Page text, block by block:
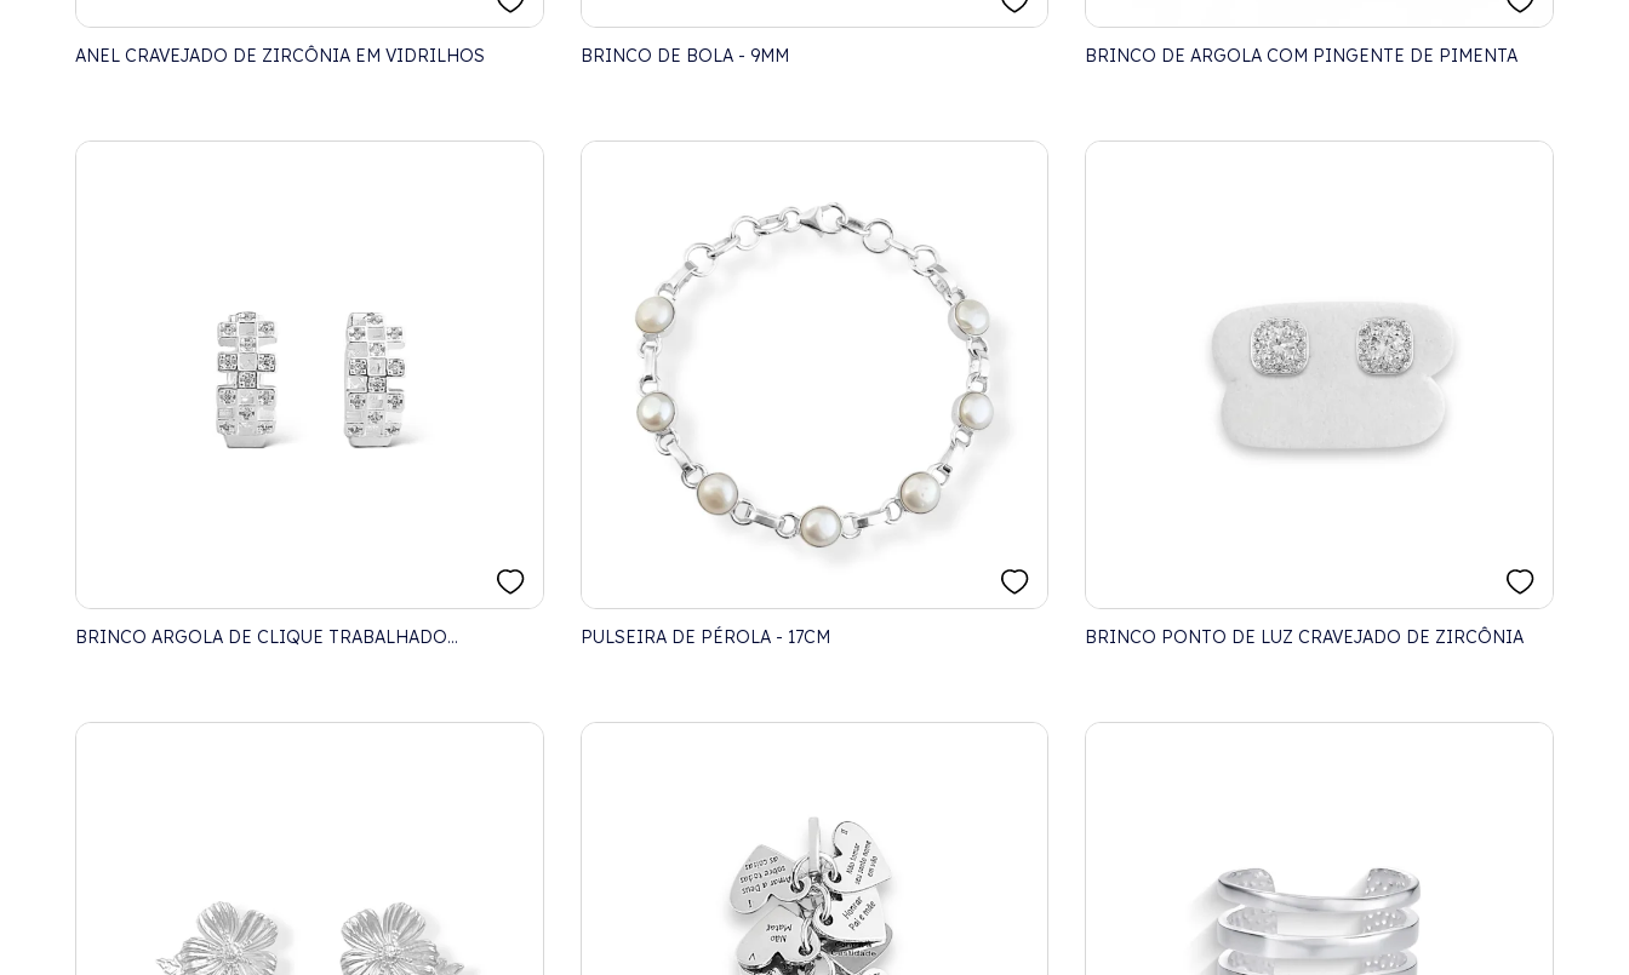
ANEL CRAVEJADO DE ZIRCÔNIA EM VIDRILHOS BRINCO DE BOLA - 9MM BRINCO DE ARGOLA COM PINGENTE DE PIMENTA
BRINCO ARGOLA DE CLIQUE TRABALHADO
PULSEIRA DE PÉROLA - 17CM BRINCO PONTO DE LUZ CRAVEJADO DE ZIRCÔNIA